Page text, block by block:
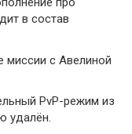
в состав
с Авелиной
PvP-режим из
удалён.